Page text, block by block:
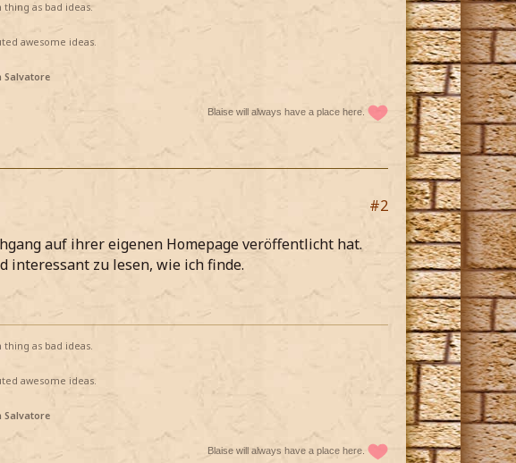
thing as bad ideas.
awesome ideas.
Salvatore
Blaise will always have a place here.
#2
auf ihrer eigenen Homepage veröffentlicht hat.
interessant zu lesen, wie ich finde.
thing as bad ideas.
awesome ideas.
Salvatore
Blaise will always have a place here.